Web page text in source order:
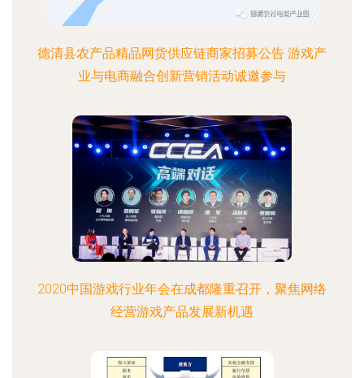
德清县农产品精品网货供应链商家招募公告 游戏产
业与电商融合创新营销活动诚邀参与
2020中国游戏行业年会在成都隆重召开，聚焦网络
经营游戏产品发展新机遇